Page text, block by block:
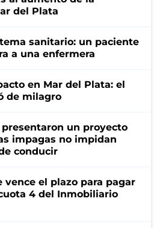
del Plata
sanitario: un paciente
a una enfermera
en Mar del Plata: el
de milagro
un proyecto
impagas no impidan
conducir
vence el plazo para pagar
4 del Inmobiliario